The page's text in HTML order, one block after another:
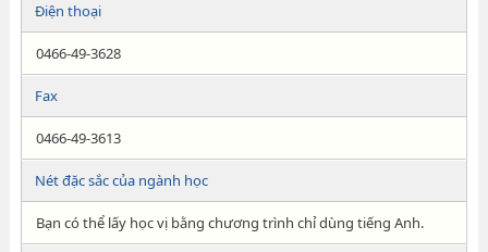
Điện thoại
0466-49-3628
Fax
0466-49-3613
Nét đặc sắc của ngành học
Bạn có thể lấy học vị bằng chương trình chỉ dùng tiếng Anh.